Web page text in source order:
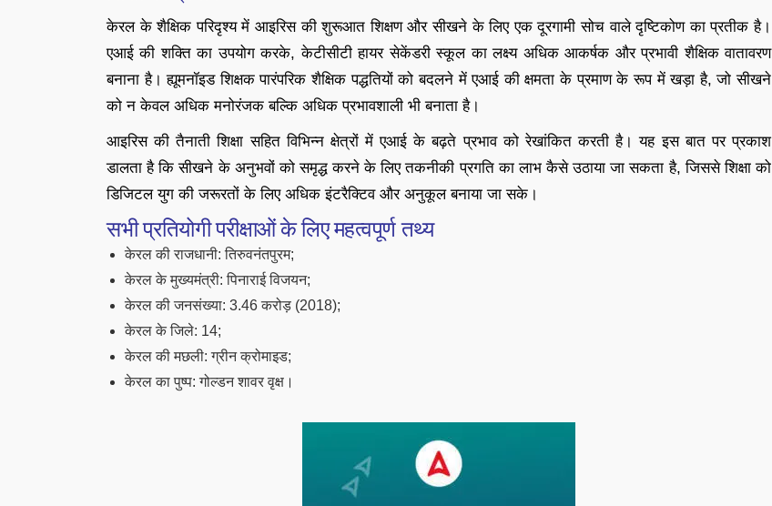
केरल के शैक्षिक परिदृश्य में आइरिस की शुरूआत शिक्षण और सीखने के लिए एक दूरगामी सोच वाले दृष्टिकोण का प्रतीक है।
एआई की शक्ति का उपयोग करके, केटीसीटी हायर सेकेंडरी स्कूल का लक्ष्य अधिक आकर्षक और प्रभावी शैक्षिक वातावरण
बनाना है। ह्यूमनॉइड शिक्षक पारंपरिक शैक्षिक पद्धतियों को बदलने में एआई की क्षमता के प्रमाण के रूप में खड़ा है, जो सीखने
को न केवल अधिक मनोरंजक बल्कि अधिक प्रभावशाली भी बनाता है।
आइरिस की तैनाती शिक्षा सहित विभिन्न क्षेत्रों में एआई के बढ़ते प्रभाव को रेखांकित करती है। यह इस बात पर प्रकाश
डालता है कि सीखने के अनुभवों को समृद्ध करने के लिए तकनीकी प्रगति का लाभ कैसे उठाया जा सकता है, जिससे शिक्षा को
डिजिटल युग की जरूरतों के लिए अधिक इंटरैक्टिव और अनुकूल बनाया जा सके।
सभी प्रतियोगी परीक्षाओं के लिए महत्वपूर्ण तथ्य
केरल की राजधानी: तिरुवनंतपुरम;
केरल के मुख्यमंत्री: पिनाराई विजयन;
केरल की जनसंख्या: 3.46 करोड़ (2018);
केरल के जिले: 14;
केरल की मछली: ग्रीन क्रोमाइड;
केरल का पुष्प: गोल्डन शावर वृक्ष।